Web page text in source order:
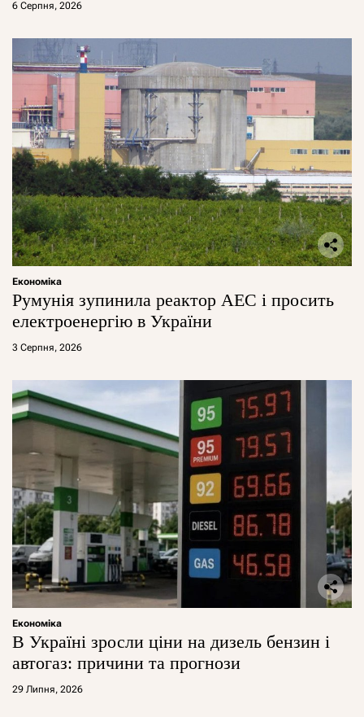
6 Серпня, 2026
Економіка
Румунія зупинила реактор АЕС і просить
електроенергію в України
3 Серпня, 2026
Економіка
В Україні зросли ціни на дизель бензин і
автогаз: причини та прогнози
29 Липня, 2026